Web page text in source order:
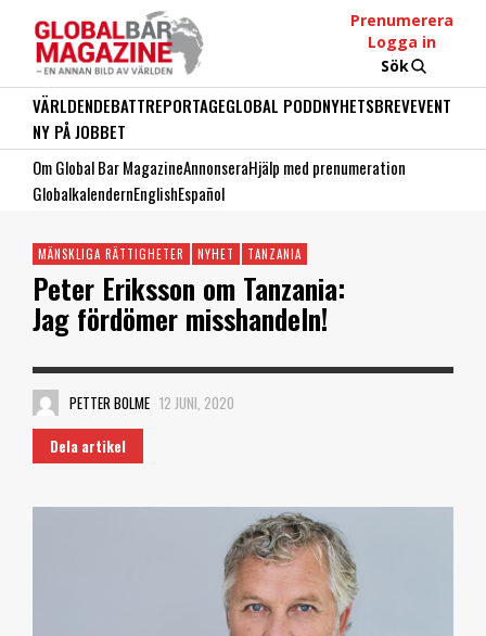
Prenumerera
Logga in
Sök
VÄRLDENDEBATTREPORTAGEGLOBAL PODDNYHETSBREVEVENT
NY PÅ JOBBET
Om Global Bar MagazineAnnonseraHjälp med prenumeration
GlobalkalendernEnglishEspañol
MÄNSKLIGA RÄTTIGHETER NYHET TANZANIA
Peter Eriksson om Tanzania:
Jag fördömer misshandeln!
PETTER BOLME 12 JUNI, 2020
Dela artikel